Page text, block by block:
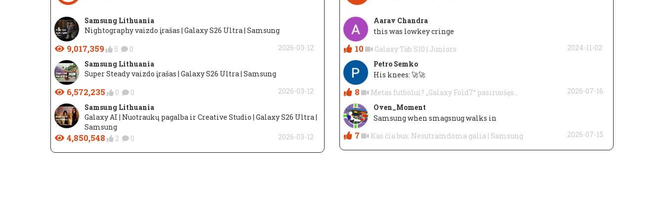
Samsung Lithuania
Nightography vaizdo įrašas | Galaxy S26 Ultra | Samsung
9,017,359 5 0
2026-03-12
Samsung Lithuania
​Super Steady vaizdo įrašas | Galaxy S26 Ultra | Samsung
6,572,235 0 0
2026-03-12
Samsung Lithuania
​Galaxy AI | Nuotraukų pagalba ir Creative Studio | Galaxy S26 Ultra |
Samsung
4,850,548 2 0 2026-03-12
Aarav Chandra
this was lowkey cringe
10 Galaxy Tab S10 | Juniors
2024-11-02
Petro Semko
His knees: 🚀🚀
8 Metas futbolui? „Galaxy Fold7“ pasiruošęs...
2026-07-16
Oven_Moment
Samsung when smagsnug walks in
7 Kas čia bus: Nesutramdoma galia | Samsung 2026-07-15